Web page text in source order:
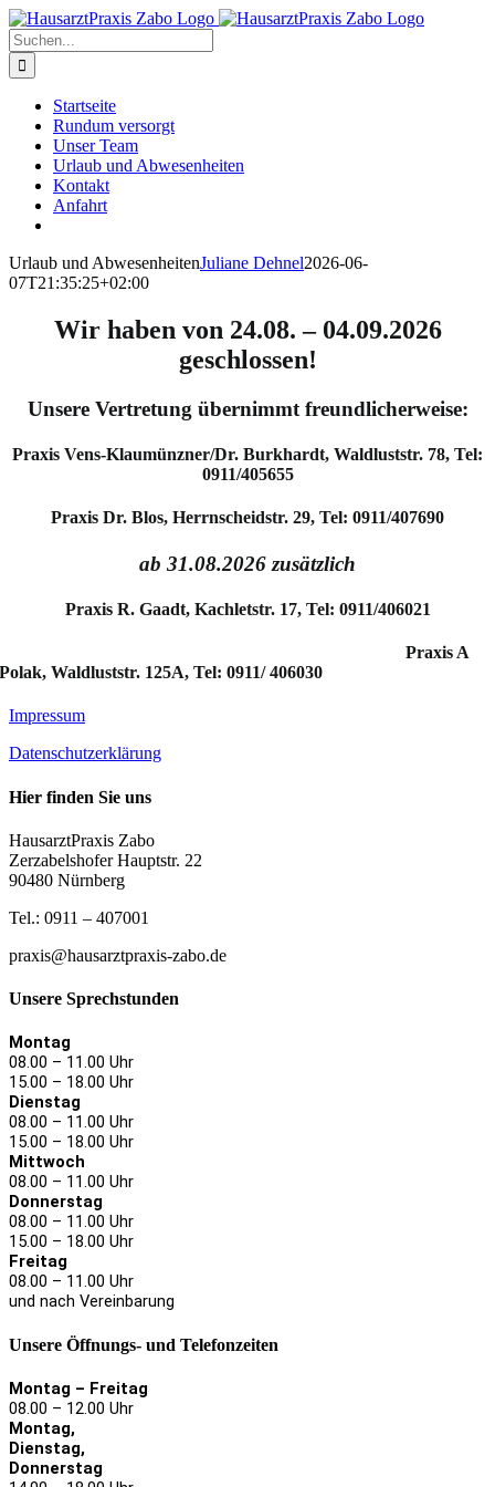
Zum
Inhalt
springen
Suche
nach:
Startseite
Rundum versorgt
Unser Team
Urlaub und Abwesenheiten
Kontakt
Anfahrt
Urlaub und AbwesenheitenJuliane Dehnel2026-06-
07T21:35:25+02:00
Wir haben von 24.08. – 04.09.2026
geschlossen!
Unsere Vertretung übernimmt freundlicherweise:
Praxis Vens-Klaumünzner/Dr. Burkhardt, Waldluststr. 78, Tel:
0911/405655
Praxis Dr. Blos, Herrnscheidstr. 29, Tel: 0911/407690
ab 31.08.2026 zusätzlich
Praxis R. Gaadt, Kachletstr. 17, Tel: 0911/406021
Praxis A
Polak, Waldluststr. 125A, Tel: 0911/ 406030
Impressum
Datenschutzerklärung
Hier finden Sie uns
HausarztPraxis Zabo
Zerzabelshofer Hauptstr. 22
90480 Nürnberg
Tel.: 0911 – 407001
praxis@hausarztpraxis-zabo.de
Unsere Sprechstunden
Montag
08.00 – 11.00 Uhr
15.00 – 18.00 Uhr
Dienstag
08.00 – 11.00 Uhr
15.00 – 18.00 Uhr
Mittwoch
08.00 – 11.00 Uhr
Donnerstag
08.00 – 11.00 Uhr
15.00 – 18.00 Uhr
Freitag
08.00 – 11.00 Uhr
und nach Vereinbarung
Unsere Öffnungs- und Telefonzeiten
Montag – Freitag
08.00 – 12.00 Uhr
Montag,
Dienstag,
Donnerstag